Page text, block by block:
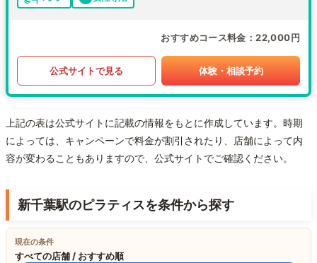
おすすめコース料金 22,000円
公式サイトで見る 体験・相談予約
上記の表は公式サイトに記載の情報をもとに作成しています。時期
によっては、キャンペーンで料金が割引されたり、店舗によって内
容が変わることもありますので、公式サイトでご確認ください。
新千葉駅のピラティスを条件から探す
現在の条件
すべての店舗 / おすすめ順